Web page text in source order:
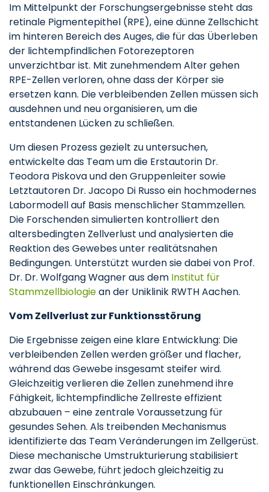
Im Mittelpunkt der Forschungsergebnisse steht das
retinale Pigmentepithel (RPE), eine dünne Zellschicht
im hinteren Bereich des Auges, die für das Überleben
der lichtempfindlichen Fotorezeptoren
unverzichtbar ist. Mit zunehmendem Alter gehen
RPE-Zellen verloren, ohne dass der Körper sie
ersetzen kann. Die verbleibenden Zellen müssen sich
ausdehnen und neu organisieren, um die
entstandenen Lücken zu schließen.
Um diesen Prozess gezielt zu untersuchen,
entwickelte das Team um die Erstautorin Dr.
Teodora Piskova und den Gruppenleiter sowie
Letztautoren Dr. Jacopo Di Russo ein hochmodernes
Labormodell auf Basis menschlicher Stammzellen.
Die Forschenden simulierten kontrolliert den
altersbedingten Zellverlust und analysierten die
Reaktion des Gewebes unter realitätsnahen
Bedingungen. Unterstützt wurden sie dabei von Prof.
Dr. Dr. Wolfgang Wagner aus dem Institut für
Stammzellbiologiean der Uniklinik RWTH Aachen.
Vom Zellverlust zur Funktionsstörung
Die Ergebnisse zeigen eine klare Entwicklung: Die
verbleibenden Zellen werden größer und flacher,
während das Gewebe insgesamt steifer wird.
Gleichzeitig verlieren die Zellen zunehmend ihre
Fähigkeit, lichtempfindliche Zellreste effizient
abzubauen – eine zentrale Voraussetzung für
gesundes Sehen. Als treibenden Mechanismus
identifizierte das Team Veränderungen im Zellgerüst.
Diese mechanische Umstrukturierung stabilisiert
zwar das Gewebe, führt jedoch gleichzeitig zu
funktionellen Einschränkungen.